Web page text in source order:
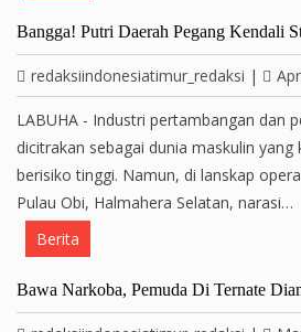
Bangga! Putri Daerah Pegang Kendali
redaksiindonesiatimur_redaksi |
LABUHA - Industri pertambangan dan
dicitrakan sebagai dunia maskulin yang
berisiko tinggi. Namun, di lanskap
Pulau Obi, Halmahera Selatan, narasi…
Berita
Bawa Narkoba, Pemuda Di Ternate